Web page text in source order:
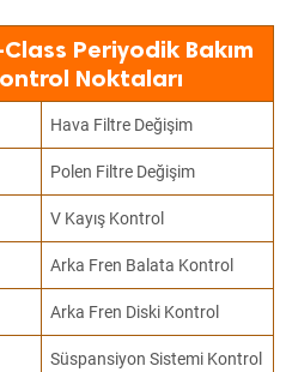
Periyodik Bakım
Noktaları
Hava Filtre Değişim
Polen Filtre Değişim
V Kayış Kontrol
Arka Fren Balata Kontrol
Arka Fren Diski Kontrol
Süspansiyon Sistemi Kontrol